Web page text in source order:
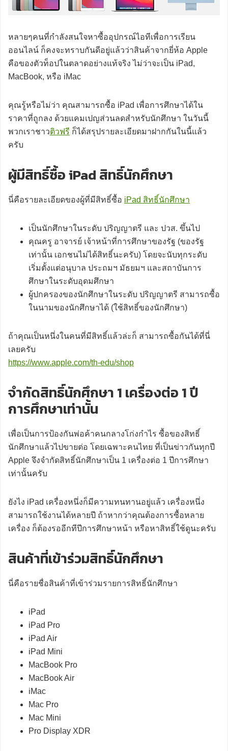
หลายๆคนที่กำลังสนใจหาซื้ออุปกรณ์ไอทีเพื่อการเรียน
ออนไลน์ ก็คงจะทราบกันดีอยู่แล้วว่าสินค้าจากยี่ห้อ Apple
คือของตัวท็อปในตลาดอย่างแท้จริง ไม่ว่าจะเป็น iPad,
MacBook, หรือ iMac
คุณรู้หรือไม่ว่า คุณสามารถซื้อ iPad เพื่อการศึกษาได้ใน
ราคาที่ถูกลง ด้วยแคมเปญส่วนลดสำหรับนักศึกษา ในวันนี้
พวกเราชาวติวฟรี ก็ได้สรุปรายละเอียดมาฝากกันในนี้แล้ว
ครับ
ผู้มีสิทธิ์ซื้อ iPad สิทธิ์นักศึกษา
นี่คือรายละเอียดของผู้ที่มีสิทธิ์ซื้อ iPad สิทธิ์นักศึกษา
เป็นนักศึกษาในระดับ ปริญญาตรี และ ปวส. ขึ้นไป
คุณครู อาจารย์ เจ้าหน้าที่การศึกษาของรัฐ (ของรัฐ
เท่านั้น เอกชนไม่ได้สิทธิ์นะครับ) โดยจะนับทุกระดับ
เริ่มตั้งแต่อนุบาล ประถมฯ มัธยมฯ และสถาบันการ
ศึกษาในระดับอุดมศึกษา
ผู้ปกครองของนักศึกษาในระดับ ปริญญาตรี สามารถซื้อ
ในนามของนักศึกษาได้ (ใช้สิทธิ์ของนักศึกษา)
ถ้าคุณเป็นหนึ่งในคนที่มีสิทธิ์แล้วล่ะก็ สามารถซื้อกันได้ที่นี่
เลยครับ
https://www.apple.com/th-edu/shop
จำกัดสิทธิ์นักศึกษา 1 เครื่องต่อ 1 ปี
การศึกษาเท่านั้น
เพื่อเป็นการป้องกันพ่อค้าคนกลางโก่งกำไร ซื้อของสิทธิ์
นักศึกษาแล้วไปขายต่อ โดยเฉพาะคนไทย ที่เป็นข่าวกันทุกปี
Apple จึงจำกัดสิทธิ์นักศึกษาเป็น 1 เครื่องต่อ 1 ปีการศึกษา
เท่านั้นครับ
ยังไง iPad เครื่องหนึ่งก็มีความทนทานอยู่แล้ว เครื่องหนึ่ง
สามารถใช้งานได้หลายปี ถ้าหากว่าคุณต้องการซื้อหลาย
เครื่อง ก็ต้องรออีกทีปีการศึกษาหน้า หรือหาสิทธิ์ใช้ดูนะครับ
สินค้าที่เข้าร่วมสิทธิ์นักศึกษา
นี่คือรายชื่อสินค้าที่เข้าร่วมรายการสิทธิ์นักศึกษา
iPad
iPad Pro
iPad Air
iPad Mini
MacBook Pro
MacBook Air
iMac
Mac Pro
Mac Mini
Pro Display XDR